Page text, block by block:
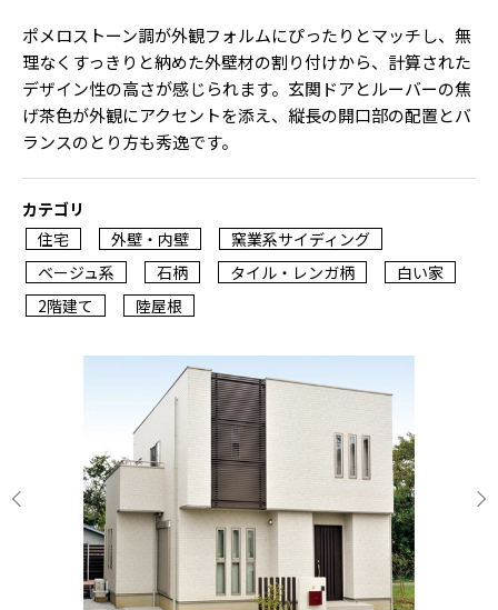
ポメロストーン調が外観フォルムにぴったりとマッチし、無
理なくすっきりと納めた外壁材の割り付けから、計算された
デザイン性の高さが感じられます。玄関ドアとルーバーの焦
げ茶色が外観にアクセントを添え、縦長の開口部の配置とバ
ランスのとり方も秀逸です。
カテゴリ
住宅
外壁・内壁
窯業系サイディング
ベージュ系
石柄 タイル・レンガ柄
白い家
2階建て
陸屋根